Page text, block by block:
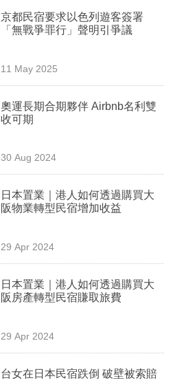
京都民宿要求以色列遊客簽署
「無戰爭罪行」聲明引爭議
11 May 2025
奧運長期合期夥伴 Airbnb名利雙
收可期
30 Aug 2024
日本置業｜港人如何透過購買大
阪物業轉型民宿增加收益
29 Apr 2024
日本置業｜港人如何透過購買大
阪房產轉型民宿賺取旅費
29 Apr 2024
台女在日本民宿跌倒 破壁被索賠